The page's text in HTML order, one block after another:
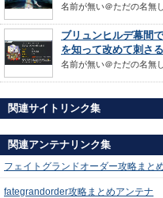
名前が無い＠ただの名無
ブリュンヒルデ幕間
を知って改めて刺さ
名前が無い＠ただの名無
関連サイトリンク集
関連アンテナリンク集
フェイトグランドオーダー攻略まと
fategrandorder攻略まとめアンテナ